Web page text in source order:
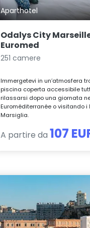
Aparthotel
Odalys City
Euromed
251 camere
Immergetevi in un’atmosfera
piscina coperta accessibile
rilassarsi dopo una giornata
Euroméditerranée o visitando
Marsiglia.
A partire da107